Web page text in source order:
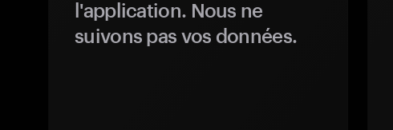
l'application. Nous ne
suivons pas vos données.